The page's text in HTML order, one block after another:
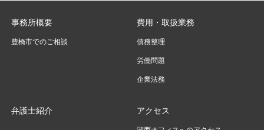
事務所概要
豊橋市でのご相談
費用・取扱業務
債務整理
労働問題
企業法務
弁護士紹介 アクセス